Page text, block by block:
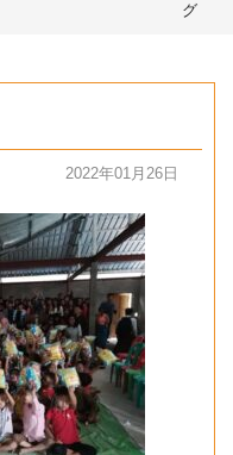
グ
2022年01月26日